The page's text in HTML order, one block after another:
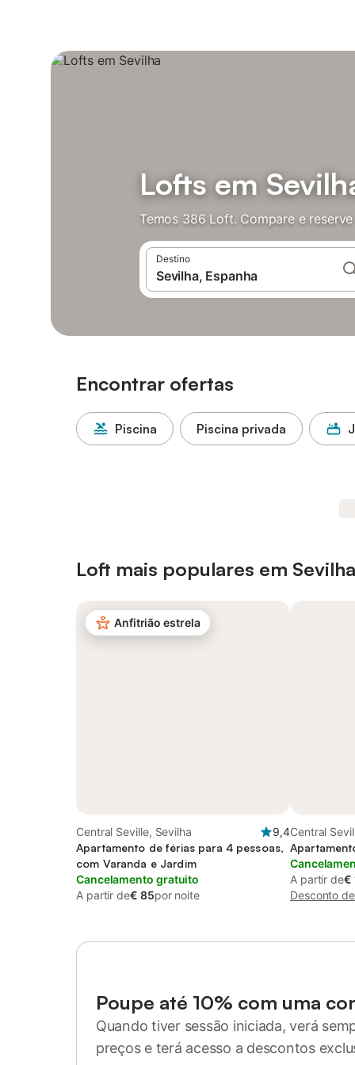
Lofts em
Temos 386 Loft. Compare e
Destino
Encontrar ofertas
Piscina Piscina privada
Loft mais populares em Sevilha
Anfitrião estrela
Central Seville, Sevilha
9,4
Apartamento de férias para 4 pessoas,
com Varanda e Jardim
Cancelamento gratuito
A partir de€ 85por noite
Central
A partir de€
Desconto
Poupe até 10% com uma
Quando tiver sessão iniciada, verá
preços e terá acesso a descontos